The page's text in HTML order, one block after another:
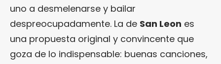
uno a desmelenarse y bailar
despreocupadamente. La de San Leon es
una propuesta original y convincente que
goza de lo indispensable: buenas canciones,